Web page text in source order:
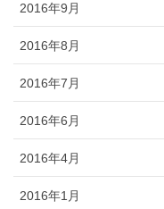
2016年9月
2016年8月
2016年7月
2016年6月
2016年4月
2016年1月